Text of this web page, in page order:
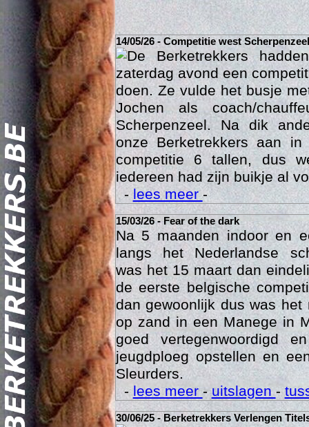
14/05/26 - Competitie west Scherpenzeel
De Berketrekkers
zaterdag avond een
doen. Ze vulde het busje
Jochen als coach/
Scherpenzeel. Na dik
onze Berketrekkers aan
competitie 6 tallen, dus
iedereen had zijn buikje al
-lees meer-
15/03/26 - Fear of the dark
Na 5 maanden indoor en
langs het Nederlandse
was het 15 maart dan
de eerste belgische
dan gewoonlijk dus was
op zand in een Manege in
goed vertegenwoordigd
jeugdploeg opstellen en
Sleurders.
-lees meer-uitslagen-